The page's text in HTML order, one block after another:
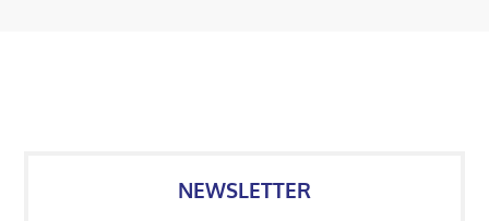
NEWSLETTER